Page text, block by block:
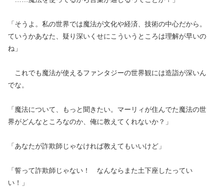
「そうよ。私の世界では魔法が文化や経済、技術の中心だから。
ていうかあなた、疑り深いくせにこういうところは理解が早いの
ね」
これでも魔法が使えるファンタジーの世界観には造詣が深いん
でな。
「魔法について、もっと聞きたい。マーリィが住んでた魔法の世
界がどんなところなのか、俺に教えてくれないか？」
「あなたが詐欺師じゃなければ教えてもいいけど」
「誓って詐欺師じゃない！ なんならまた土下座したってい
い！」